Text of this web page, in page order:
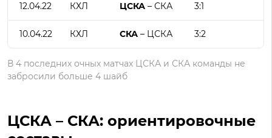
12.04.22 КХЛ ЦСКА – СКА 3:1
10.04.22 КХЛ СКА – ЦСКА 3:2
В 4 последних очных матчах ЦСКА и СКА команды не
забросили больше 4 шайб
ЦСКА – СКА: ориентировочные